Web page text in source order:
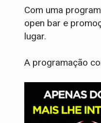
Com uma
open bar e
lugar.
A programação